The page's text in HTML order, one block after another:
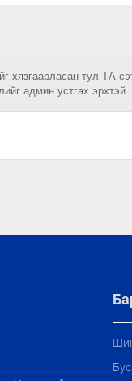
хязгаарласан тул ТА
админ устгах эрхтэй.